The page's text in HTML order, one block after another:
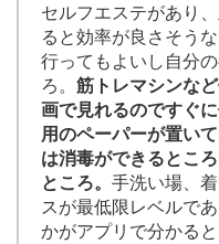
セルフエステがあり
ると効率が良さそう
行ってもよいし自分
ろ。 筋トレマシンな
画で見れるのですぐ
用のペーパーが置い
は消毒ができるとこ
ところ。 手洗い場、
スが最低限レベルで
かがアプリで分かる